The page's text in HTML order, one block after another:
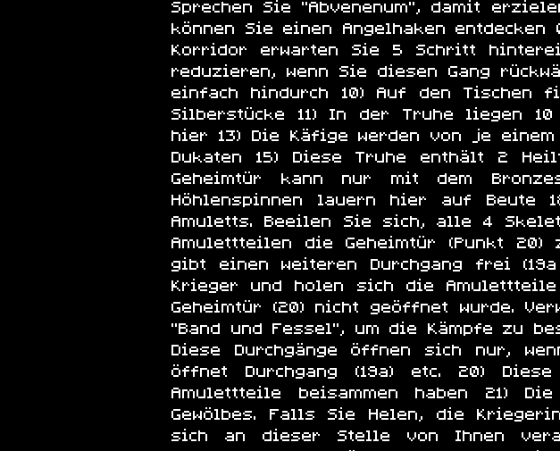
Sprechen Sie "Abvenenum", damit
können Sie einen Angelhaken
Korridor erwarten Sie 5 Schritt
reduzieren, wenn Sie diesen Gang
einfach hindurch 10) Auf den Tischen
Silberstücke 11) In der Truhe liegen
hier 13) Die Käfige werden von je
Dukaten 15) Diese Truhe enthält 2
Geheimtür kann nur mit dem
Höhlenspinnen lauern hier auf Beute
Amuletts. Beeilen Sie sich, alle 4
Amulettteilen die Geheimtür (Punkt
gibt einen weiteren Durchgang frei
Krieger und holen sich die
Geheimtür (20) nicht geöffnet wurde.
"Band und Fessel", um die Kämpfe zu
Diese Durchgänge öffnen sich nur,
öffnet Durchgang (19a) etc. 20)
Amulettteile beisammen haben 21)
Gewölbes. Falls Sie Helen, die
sich an dieser Stelle von Ihnen